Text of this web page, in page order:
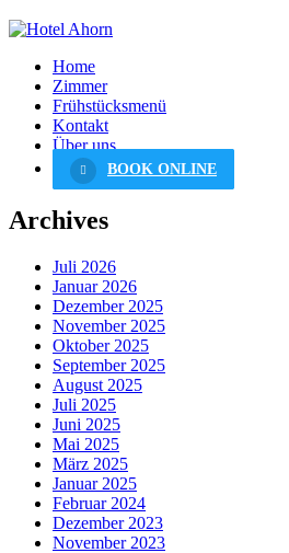
Home
Zimmer
Frühstücksmenü
Kontakt
Über uns
BOOK ONLINE
Archives
Juli 2026
Januar 2026
Dezember 2025
November 2025
Oktober 2025
September 2025
August 2025
Juli 2025
Juni 2025
Mai 2025
März 2025
Januar 2025
Februar 2024
Dezember 2023
November 2023